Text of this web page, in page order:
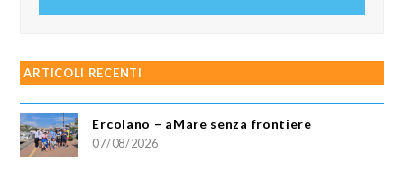
ARTICOLI RECENTI
Ercolano – aMare senza frontiere
07/08/2026